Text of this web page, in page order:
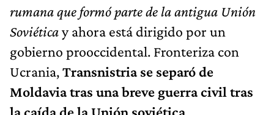
rumana que formó parte de la antigua Unión
Soviéticay ahora está dirigido por un
gobierno prooccidental. Fronteriza con
Ucrania,Transnistria se separó de
Moldavia tras una breve guerra civil tras
la caída de la Unión soviética